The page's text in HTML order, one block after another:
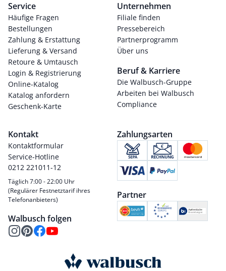
Service
Häufige Fragen
Bestellungen
Zahlung & Erstattung
Lieferung & Versand
Retoure & Umtausch
Login & Registrierung
Online-Katalog
Katalog anfordern
Geschenk-Karte
Unternehmen
Filiale finden
Pressebereich
Partnerprogramm
Über uns
Beruf & Karriere
Die Walbusch-Gruppe
Arbeiten bei Walbusch
Compliance
Kontakt
Kontaktformular
Service-Hotline
0212 221011-12
Täglich 7:00 - 22:00 Uhr
(Regulärer Festnetztarif ihres
Telefonanbieters)
Walbusch folgen
Zahlungsarten
Partner